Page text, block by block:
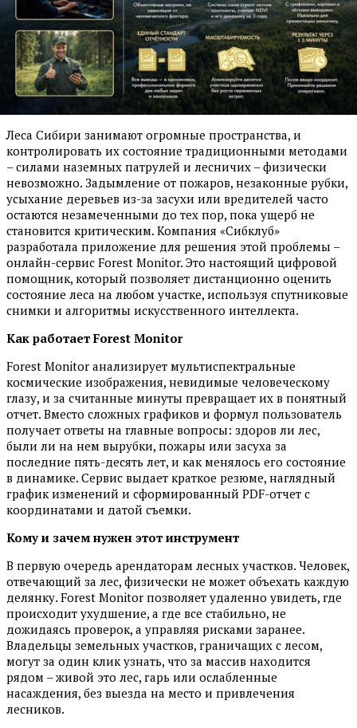
Леса Сибири занимают огромные пространства, и
контролировать их состояние традиционными методами
– силами наземных патрулей и лесничих – физически
невозможно. Задымление от пожаров, незаконные рубки,
усыхание деревьев из-за засухи или вредителей часто
остаются незамеченными до тех пор, пока ущерб не
становится критическим. Компания «Сибклуб»
разработала приложение для решения этой проблемы –
онлайн-сервис Forest Monitor. Это настоящий цифровой
помощник, который позволяет дис­танционно оценить
состояние леса на любом участке, используя спутниковые
снимки и алгоритмы искус­ственного интеллекта.
Как работает Forest Monitor
Forest Monitor анализирует мультиспектральные
космические изображения, невидимые человеческому
глазу, и за считанные минуты превращает их в понятный
отчет. Вместо сложных графиков и формул пользователь
получает ответы на главные вопросы: здоров ли лес,
были ли на нем вырубки, пожары или засуха за
последние пять-десять лет, и как менялось его состояние
в динамике. Сервис выдает краткое резюме, наглядный
график изменений и сформированный PDF-отчет с
координатами и датой съемки.
Кому и зачем нужен этот инструмент
В первую очередь арендаторам лесных участков. Человек,
отвечающий за лес, физически не может объехать каждую
делянку. Forest Monitor позволяет удаленно увидеть, где
происходит ухудшение, а где все стабильно, не
дожидаясь проверок, а управляя рисками заранее.
Владельцы земельных участков, граничащих с лесом,
могут за один клик узнать, что за массив находится
рядом – живой это лес, гарь или ослабленные
насаждения, без выезда на место и привлечения
лесников.